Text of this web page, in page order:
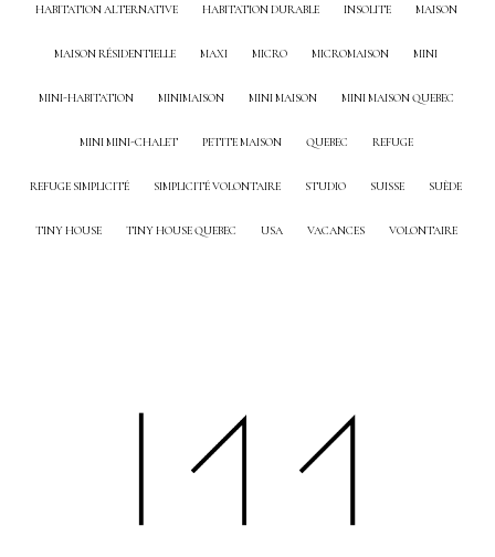
HABITATION ALTERNATIVE HABITATION DURABLE INSOLITE MAISON
MAISON RÉSIDENTIELLE MAXI MICRO MICROMAISON MINI
MINI-HABITATION MINIMAISON MINI MAISON MINI MAISON QUEBEC
MINI MINI-CHALET PETITE MAISON QUEBEC REFUGE
REFUGE SIMPLICITÉ SIMPLICITÉ VOLONTAIRE STUDIO SUISSE SUÈDE
TINY HOUSE TINY HOUSE QUEBEC USA VACANCES VOLONTAIRE